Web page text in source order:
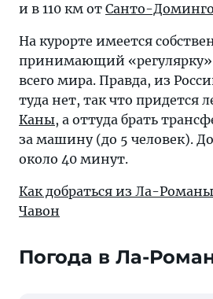
и в 110 км от Санто-Доминго
На курорте имеется
принимающий «регулярку»
всего мира. Правда, из
туда нет, так что придется
Каны, а оттуда брать
за машину (до 5 человек).
около 40 минут.
Как добраться из Ла-
Чавон
Погода в Ла-